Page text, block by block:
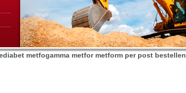
metfogamma metfor metform per post bestellen